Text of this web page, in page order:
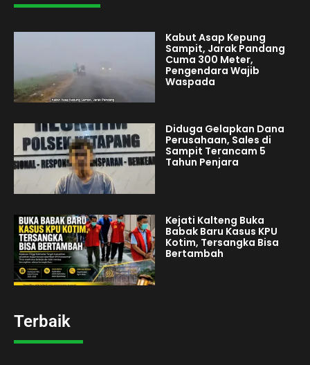
Kabut Asap Kepung
Sampit, Jarak Pandang
Cuma 300 Meter,
Pengendara Wajib
Waspada
Diduga Gelapkan Dana
Perusahaan, Sales di
Sampit Terancam 5
Tahun Penjara
Kejati Kalteng Buka
Babak Baru Kasus KPU
Kotim, Tersangka Bisa
Bertambah
Terbaik